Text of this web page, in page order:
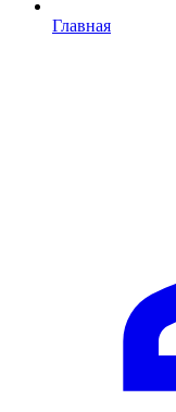
Главная